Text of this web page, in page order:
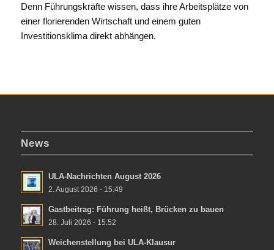
Denn Führungskräfte wissen, dass ihre Arbeitsplätze von
einer florierenden Wirtschaft und einem guten
Investitionsklima direkt abhängen.
News
ULA-Nachrichten August 2026
2. August 2026 - 15:49
Gastbeitrag: Führung heißt, Brücken zu bauen
28. Juli 2026 - 15:52
Weichenstellung bei ULA-Klausur